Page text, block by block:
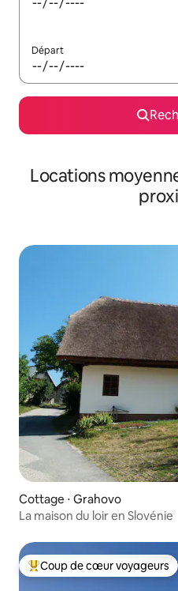
Départ
Locations
Cottage ⋅ Grahovo
La maison du loir en Slovénie
Coups de cœur voyageurs
Coup de cœur voyageurs